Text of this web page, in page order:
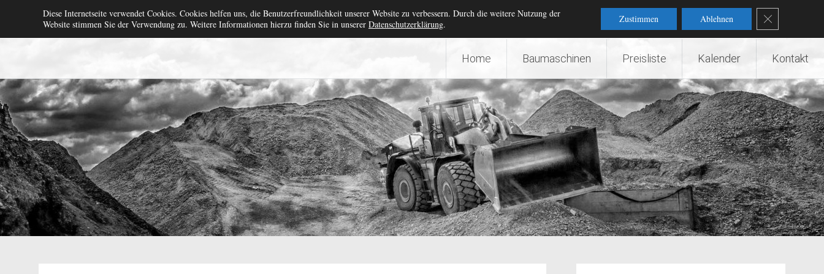
springen
Wir vermieten Baumaschinen – W&B Baumaschinenvermietung GbR
Home Baumaschinen Preisliste Kalender Kontakt
Diese Internetseite verwendet Cookies. Cookies helfen uns, die Benutzerfreundlichkeit unserer Website zu verbessern. Durch die weitere Nutzung der
Website stimmen Sie der Verwendung zu. Weitere Informationen hierzu finden Sie in unserer Datenschutzerklärung. Zustimmen Ablehnen GDPR Cookie-